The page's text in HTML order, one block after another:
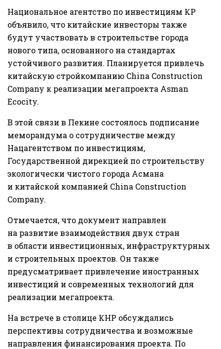
Национальное агентство по инвестициям КР
объявило, что китайские инвесторы также
будут участвовать в строительстве города
нового типа, основанного на стандартах
устойчивого развития. Планируется привлечь
китайскую стройкомпанию China Construction
Company к реализации мегапроекта Asman
Ecocity.
В этой связи в Пекине состоялось подписание
меморандума о сотрудничестве между
Нацагентством по инвестициям,
Государственной дирекцией по строительству
экологически чистого города Асмана
и китайской компанией China Construction
Company.
Отмечается, что документ направлен
на развитие взаимодействия двух стран
в области инвестиционных, инфраструктурных
и строительных проектов. Он также
предусматривает привлечение иностранных
инвестиций и современных технологий для
реализации мегапроекта.
На встрече в столице КНР обсуждались
перспективы сотрудничества и возможные
направления финансирования проекта. По